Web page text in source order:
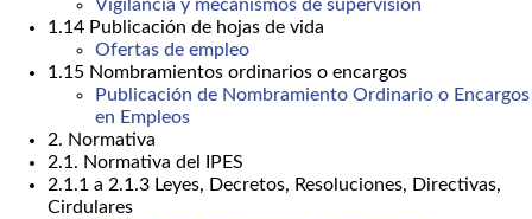
Vigilancia y mecanismos de supervisión
1.14 Publicación de hojas de vida
Ofertas de empleo
1.15 Nombramientos ordinarios o encargos
Publicación de Nombramiento Ordinario o Encargos
en Empleos
2. Normativa
2.1. Normativa del IPES
2.1.1 a 2.1.3 Leyes, Decretos, Resoluciones, Directivas,
Cirdulares